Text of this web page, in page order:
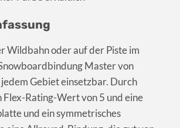
Wildbahn oder auf der Piste im
Master von
Gebiet einsetzbar. Durch
Rating-Wert von 5 und eine
und ein symmetrisches